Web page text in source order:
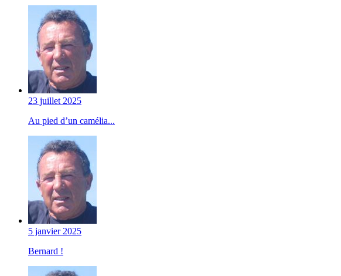
23 juillet 2025
Au pied d’un camélia...
5 janvier 2025
Bernard !